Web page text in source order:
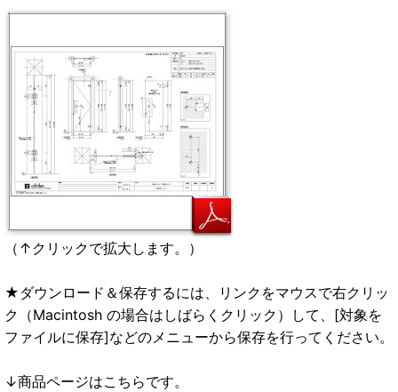
（↑クリックで拡大します。）
★ダウンロード＆保存するには、リンクをマウスで右クリッ
ク（Macintosh の場合はしばらくクリック）して、[対象を
ファイルに保存]などのメニューから保存を行ってください。
↓商品ページはこちらです。